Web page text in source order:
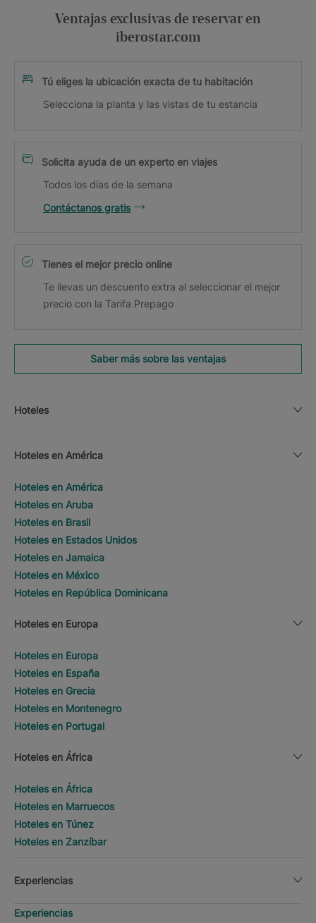
Ventajas exclusivas de reservar en
iberostar.com
Tú eliges la ubicación exacta de tu habitación
Selecciona la planta y las vistas de tu estancia
Solicita ayuda de un experto en viajes
Todos los días de la semana
Contáctanos gratis
Tienes el mejor precio online
Te llevas un descuento extra al seleccionar el mejor
precio con la Tarifa Prepago
Saber más sobre las ventajas
Hoteles
Hoteles en América
Hoteles en América
Hoteles en Aruba
Hoteles en Brasil
Hoteles en Estados Unidos
Hoteles en Jamaica
Hoteles en México
Hoteles en República Dominicana
Hoteles en Europa
Hoteles en Europa
Hoteles en España
Hoteles en Grecia
Hoteles en Montenegro
Hoteles en Portugal
Hoteles en África
Hoteles en África
Hoteles en Marruecos
Hoteles en Túnez
Hoteles en Zanzíbar
Experiencias
Experiencias